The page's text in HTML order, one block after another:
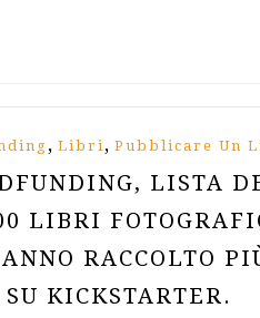
, Libri, Pubblicare Un
LISTA
LIBRI
RACCOLTO
KICKSTARTER.